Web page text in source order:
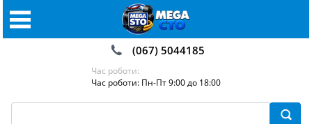
(067) 5044185
Час роботи:
Час роботи: Пн-Пт 9:00 до 18:00